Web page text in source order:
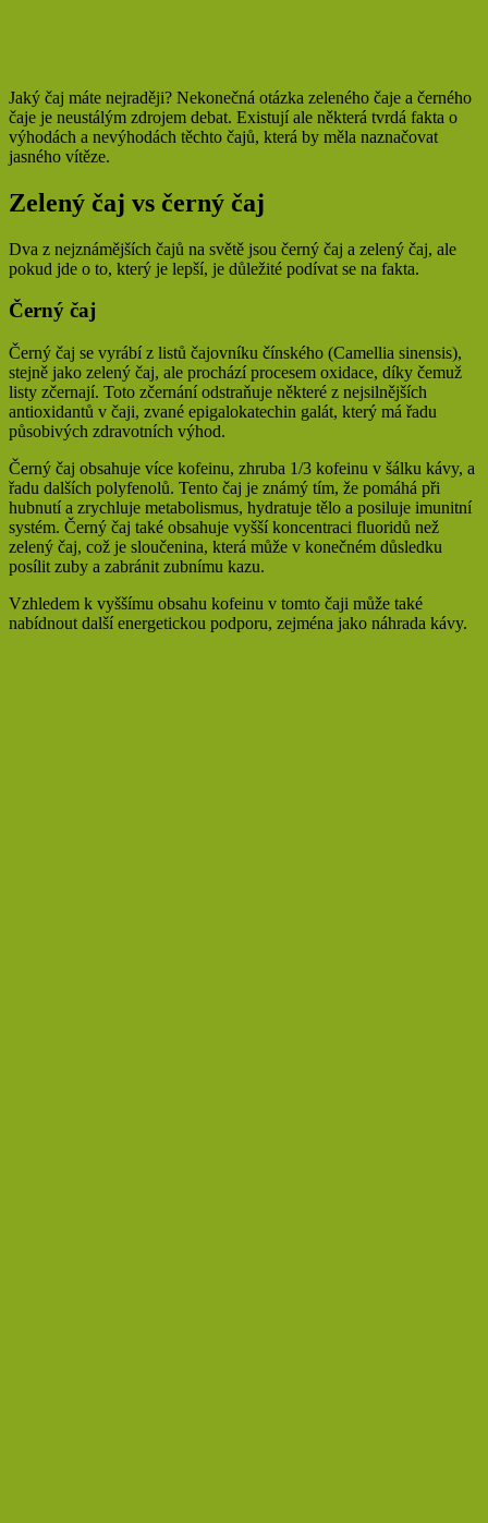
Jaký čaj máte nejraději? Nekonečná otázka zeleného čaje a černého
čaje je neustálým zdrojem debat. Existují ale některá tvrdá fakta o
výhodách a nevýhodách těchto čajů, která by měla naznačovat
jasného vítěze.
Zelený čaj vs černý čaj
Dva z nejznámějších čajů na světě jsou černý čaj a zelený čaj, ale
pokud jde o to, který je lepší, je důležité podívat se na fakta.
Černý čaj
Černý čaj se vyrábí z listů čajovníku čínského (Camellia sinensis),
stejně jako zelený čaj, ale prochází procesem oxidace, díky čemuž
listy zčernají. Toto zčernání odstraňuje některé z nejsilnějších
antioxidantů v čaji, zvané epigalokatechin galát, který má řadu
působivých zdravotních výhod.
Černý čaj obsahuje více kofeinu, zhruba 1/3 kofeinu v šálku kávy, a
řadu dalších polyfenolů. Tento čaj je známý tím, že pomáhá při
hubnutí a zrychluje metabolismus, hydratuje tělo a posiluje imunitní
systém. Černý čaj také obsahuje vyšší koncentraci fluoridů než
zelený čaj, což je sloučenina, která může v konečném důsledku
posílit zuby a zabránit zubnímu kazu.
Vzhledem k vyššímu obsahu kofeinu v tomto čaji může také
nabídnout další energetickou podporu, zejména jako náhrada kávy.